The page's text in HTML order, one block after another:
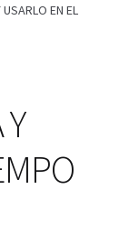
EN EL